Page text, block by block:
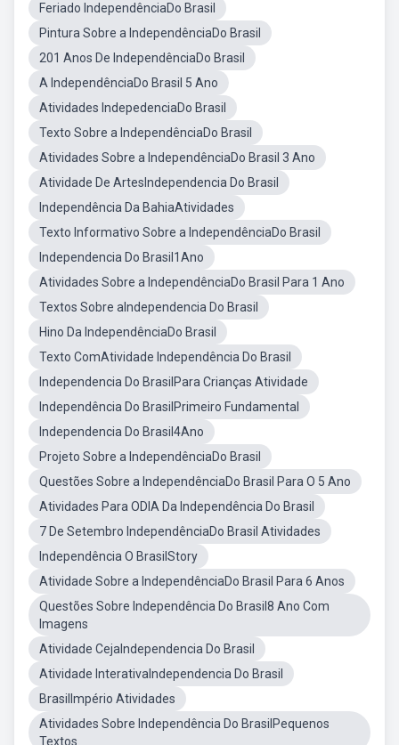
Feriado IndependênciaDo Brasil
Pintura Sobre a IndependênciaDo Brasil
201 Anos De IndependênciaDo Brasil
A IndependênciaDo Brasil 5 Ano
Atividades IndepedenciaDo Brasil
Texto Sobre a IndependênciaDo Brasil
Atividades Sobre a IndependênciaDo Brasil 3 Ano
Atividade De ArtesIndependencia Do Brasil
Independência Da BahiaAtividades
Texto Informativo Sobre a IndependênciaDo Brasil
Independencia Do Brasil1Ano
Atividades Sobre a IndependênciaDo Brasil Para 1 Ano
Textos Sobre aIndependencia Do Brasil
Hino Da IndependênciaDo Brasil
Texto ComAtividade Independência Do Brasil
Independencia Do BrasilPara Crianças Atividade
Independência Do BrasilPrimeiro Fundamental
Independencia Do Brasil4Ano
Projeto Sobre a IndependênciaDo Brasil
Questões Sobre a IndependênciaDo Brasil Para O 5 Ano
Atividades Para ODIA Da Independência Do Brasil
7 De Setembro IndependênciaDo Brasil Atividades
Independência O BrasilStory
Atividade Sobre a IndependênciaDo Brasil Para 6 Anos
Questões Sobre Independência Do Brasil8 Ano Com
Imagens
Atividade CejaIndependencia Do Brasil
Atividade InterativaIndependencia Do Brasil
BrasilImpério Atividades
Atividades Sobre Independência Do BrasilPequenos
Textos